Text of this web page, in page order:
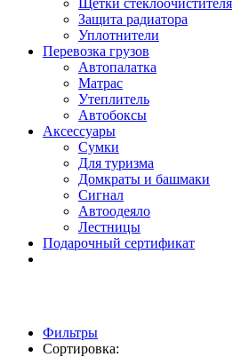
Щетки стеклоочистителя
Защита радиатора
Уплотнители
Перевозка грузов
Автопалатка
Матрас
Утеплитель
Автобоксы
Аксессуары
Сумки
Для туризма
Домкраты и башмаки
Сигнал
Автоодеяло
Лестницы
Подарочный сертификат
Фильтры
Сортировка: